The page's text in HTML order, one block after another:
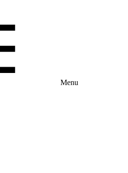
Menu